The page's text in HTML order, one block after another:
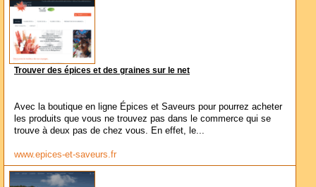
Trouver des épices et des graines sur le net
Avec la boutique en ligne Épices et Saveurs pour pourrez acheter
les produits que vous ne trouvez pas dans le commerce qui se
trouve à deux pas de chez vous. En effet, le...
www.epices-et-saveurs.fr